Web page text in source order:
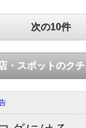
次の10件
・スポットのク